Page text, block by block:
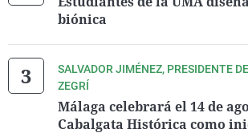
biónica
SALVADOR JIMÉNEZ, PRESIDENTE
ZEGRÍ
Málaga celebrará el 14 de
Cabalgata Histórica como